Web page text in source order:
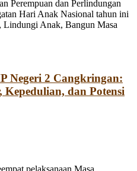
Perempuan dan Perlindungan
Hari Anak Nasional tahun ini
Lindungi Anak, Bangun Masa
Negeri 2 Cangkringan:
dan Potensi